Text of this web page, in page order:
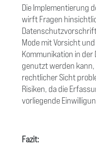
Die Implementierung
wirft Fragen
Mode mit Vorsicht
Kommunikation in
genutzt werden
rechtlicher Sicht
Risiken, da die
vorliegende
Fazit: